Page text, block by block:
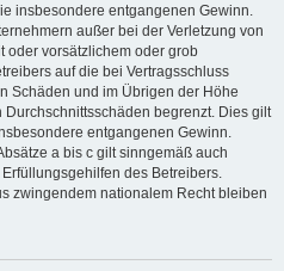
insbesondere entgangenen Gewinn.
außer bei der Verletzung von
oder vorsätzlichem oder grob
auf die bei Vertragsschluss
Schäden und im Übrigen der Höhe
begrenzt. Dies gilt
entgangenen Gewinn.
a bis c gilt sinngemäß auch
des Betreibers.
zwingendem nationalem Recht bleiben